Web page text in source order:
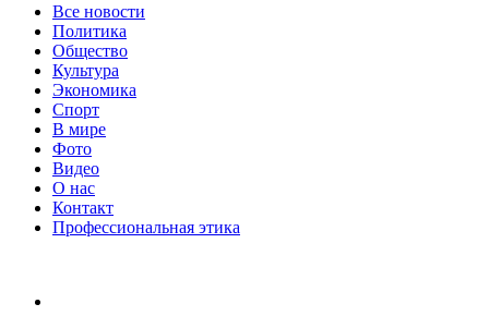
Все новости
Политика
Общество
Культура
Экономика
Спорт
В мире
Фото
Видео
О нас
Контакт
Профессиональная этика